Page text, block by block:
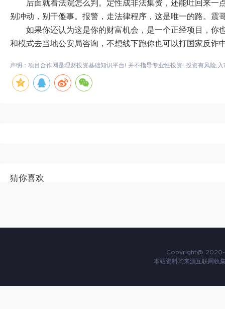
后面就看法院怎么判。定性成非法集资，还能吐回来
别冲动，别干傻事。报警，走法律程序，这是唯一的路。震
如果你还认为这是你的财富机会，是一个正经项目，
和模式去当地公安局咨询，不想线下跑你也可以打国家反诈
声明：项目合作网是理财投资基础知识平台! 并不指导专业性投资! 投资有风险,入
猜你喜欢
Copyright@ 2020-
本站资料均来源互联网收